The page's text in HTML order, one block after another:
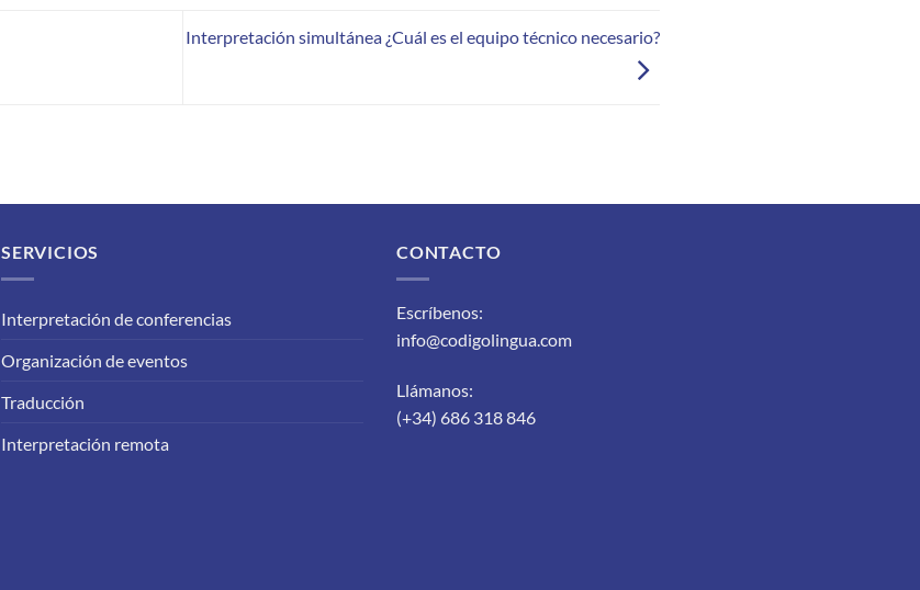
Interpretación simultánea ¿Cuál es el equipo técnico necesario?
SERVICIOS
Interpretación de conferencias
Organización de eventos
Traducción
Interpretación remota
CONTACTO
Escríbenos:
info@codigolingua.com
Llámanos:
(+34) 686 318 846